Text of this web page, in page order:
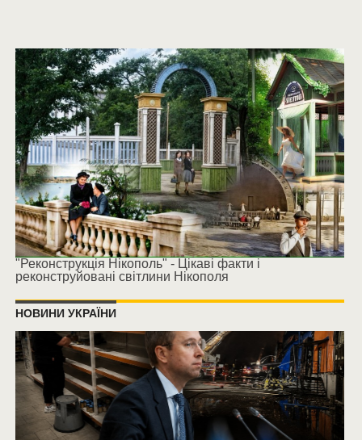
"Реконструкція Нікополь" - Цікаві факти і
реконструйовані світлини Нікополя
НОВИНИ УКРАЇНИ